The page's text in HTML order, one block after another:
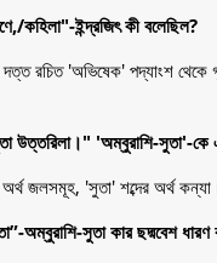
কহিলা"-ইন্দ্রজিৎ কী বলেছিল?
রচিত 'অভিষেক' পদ্যাংশ থেকে
উত্তরিলা।" 'অম্বুরাশি-সুতা'-
অর্থ জলসমূহ, 'সুতা' শব্দের অর্থ
অম্বুরাশি-সুতা কার ছদ্মবেশ ধারণ